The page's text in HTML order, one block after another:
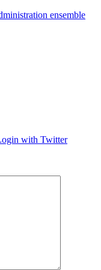
ensemble
with Twitter